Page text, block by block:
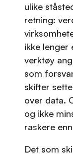
ulike
retning:
ikke lenger
verktøy
som
skifter
over data.
og ikke
raskere
Det som